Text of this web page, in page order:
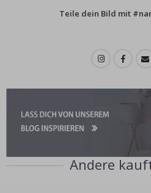
Teile dein Bild mit
Andere